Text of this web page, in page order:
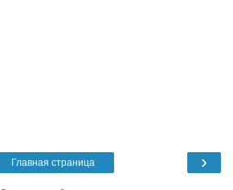
›
Главная страница